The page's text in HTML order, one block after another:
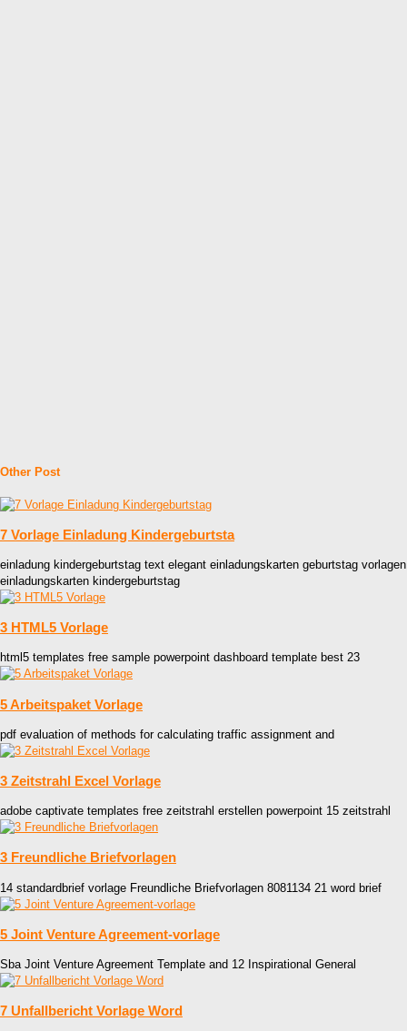
Other Post
7 Vorlage Einladung Kindergeburtsta
einladung kindergeburtstag text elegant einladungskarten geburtstag vorlagen
einladungskarten kindergeburtstag
3 HTML5 Vorlage
html5 templates free sample powerpoint dashboard template best 23
5 Arbeitspaket Vorlage
pdf evaluation of methods for calculating traffic assignment and
3 Zeitstrahl Excel Vorlage
adobe captivate templates free zeitstrahl erstellen powerpoint 15 zeitstrahl
3 Freundliche Briefvorlagen
14 standardbrief vorlage Freundliche Briefvorlagen 8081134 21 word brief
5 Joint Venture Agreement-vorlage
Sba Joint Venture Agreement Template and 12 Inspirational General
7 Unfallbericht Vorlage Word